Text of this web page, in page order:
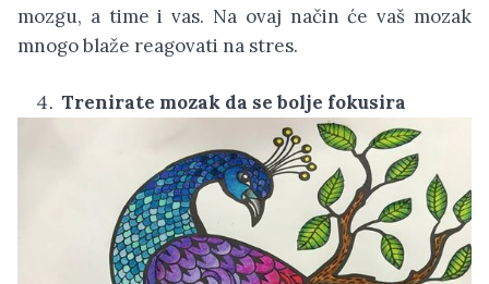
mozgu, a time i vas. Na ovaj način će vaš mozak
mnogo blaže reagovati na stres.
Trenirate mozak da se bolje fokusira